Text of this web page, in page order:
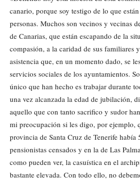
canario, porque soy testigo de lo que
personas. Muchos son vecinos y vecinas
de Canarias, que están escapando de la
compasión, a la caridad de sus familiares
asistencia que, en un momento dado, se
servicios sociales de los ayuntamientos.
único que han hecho es trabajar durante
una vez alcanzada la edad de jubilación,
aquello que con tanto sacrifico y sudor
mi preocupación si les digo, por ejemplo,
provincia de Santa Cruz de Tenerife había
pensionistas censados y en la de Las
como pueden ver, la casuística en el
bastante elevada. Con todo ello, no